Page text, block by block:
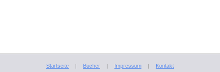
Startseite | Bücher | Impressum | Kontakt